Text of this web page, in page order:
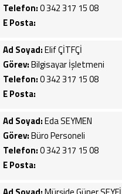
Telefon:0 342 317 15 08
E Posta:
Ad Soyad:Elif ÇİTFÇİ
Görev:Bilgisayar İşletmeni
Telefon:0 342 317 15 08
E Posta:
Ad Soyad:Eda SEYMEN
Görev:Büro Personeli
Telefon:0 342 317 15 08
E Posta: